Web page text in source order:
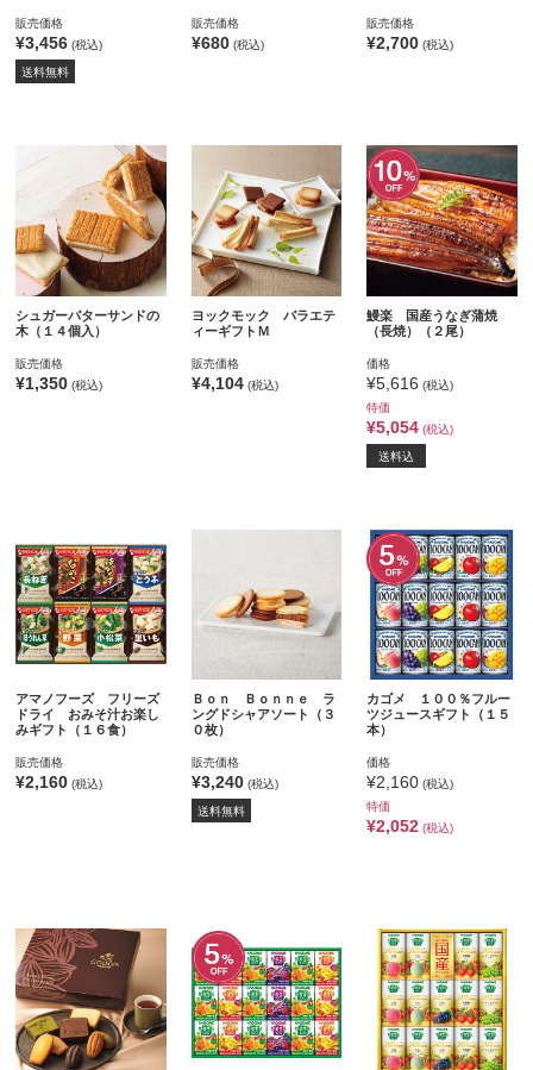
販売価格
¥3,456 (税込)
送料無料
販売価格
¥680(税込)
販売価格
¥2,700 (税込)
シュガーバターサンドの
木（１４個入）
販売価格
¥1,350 (税込)
ヨックモック バラエテ
ィーギフトＭ
販売価格
¥4,104(税込)
鰻楽 国産うなぎ蒲焼
（長焼）（２尾）
価格
¥5,616 (税込)
特価
¥5,054 (税込)
送料込
アマノフーズ フリーズ
ドライ おみそ汁お楽し
みギフト（１６食）
販売価格
¥2,160 (税込)
Ｂｏｎ Ｂｏｎｎｅ ラ
ングドシャアソート（３
０枚）
販売価格
¥3,240(税込)
送料無料
カゴメ １００％フルー
ツジュースギフト（１５
本）
価格
¥2,160 (税込)
特価
¥2,052 (税込)